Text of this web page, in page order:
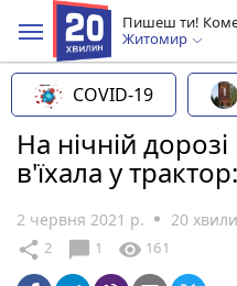
Пишеш ти!
Житомир
COVID-19
На нічній
в'їхала у
2 червня 2021 р. 20
share 2 chat_bubble 1 visibility 161